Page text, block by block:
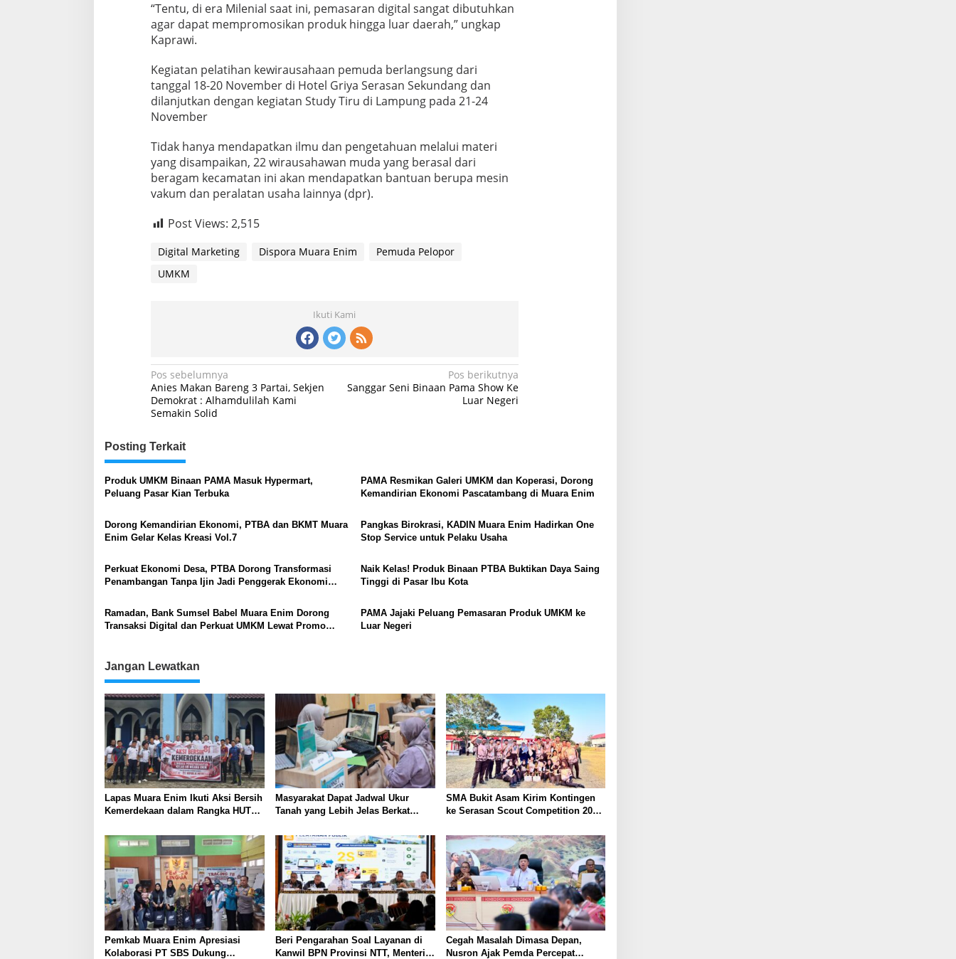
“Tentu, di era Milenial saat ini, pemasaran digital sangat dibutuhkan
agar dapat mempromosikan produk hingga luar daerah,” ungkap
Kaprawi.
Kegiatan pelatihan kewirausahaan pemuda berlangsung dari
tanggal 18-20 November di Hotel Griya Serasan Sekundang dan
dilanjutkan dengan kegiatan Study Tiru di Lampung pada 21-24
November
Tidak hanya mendapatkan ilmu dan pengetahuan melalui materi
yang disampaikan, 22 wirausahawan muda yang berasal dari
beragam kecamatan ini akan mendapatkan bantuan berupa mesin
vakum dan peralatan usaha lainnya (dpr).
Post Views: 2,515
Digital Marketing Dispora Muara Enim
Pemuda Pelopor
UMKM
Ikuti Kami
Navigasi
pos
Pos sebelumnya
Anies Makan Bareng 3 Partai, Sekjen
Demokrat : Alhamdulilah Kami
Semakin Solid
Pos berikutnya
Sanggar Seni Binaan Pama Show Ke
Luar Negeri
Posting Terkait
Produk UMKM Binaan PAMA Masuk Hypermart,
Peluang Pasar Kian Terbuka
PAMA Resmikan Galeri UMKM dan Koperasi, Dorong
Kemandirian Ekonomi Pascatambang di Muara Enim
Dorong Kemandirian Ekonomi, PTBA dan BKMT Muara
Enim Gelar Kelas Kreasi Vol.7
Pangkas Birokrasi, KADIN Muara Enim Hadirkan One
Stop Service untuk Pelaku Usaha
Perkuat Ekonomi Desa, PTBA Dorong Transformasi
Penambangan Tanpa Ijin Jadi Penggerak Ekonomi
Naik Kelas! Produk Binaan PTBA Buktikan Daya Saing
Tinggi di Pasar Ibu Kota
Ramadan, Bank Sumsel Babel Muara Enim Dorong
Transaksi Digital dan Perkuat UMKM Lewat Promo
PAMA Jajaki Peluang Pemasaran Produk UMKM ke
Luar Negeri
Jangan Lewatkan
Lapas Muara Enim Ikuti Aksi Bersih
Kemerdekaan dalam Rangka HUT
Masyarakat Dapat Jadwal Ukur
Tanah yang Lebih Jelas Berkat
SMA Bukit Asam Kirim Kontingen
ke Serasan Scout Competition 2026,
Kepemimpinan Siswa
Pemkab Muara Enim Apresiasi
Kolaborasi PT SBS Dukung
Beri Pengarahan Soal Layanan di
Kanwil BPN Provinsi NTT, Menteri
Cegah Masalah Dimasa Depan,
Nusron Ajak Pemda Percepat